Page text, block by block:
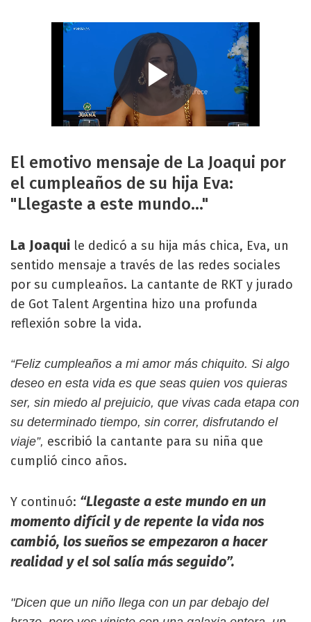
El emotivo mensaje de La Joaqui por
el cumpleaños de su hija Eva:
"Llegaste a este mundo..."
La Joaqui le dedicó a su hija más chica, Eva, un
sentido mensaje a través de las redes sociales
por su cumpleaños. La cantante de RKT y jurado
de Got Talent Argentina hizo una profunda
reflexión sobre la vida.
“Feliz cumpleaños a mi amor más chiquito. Si algo
deseo en esta vida es que seas quien vos quieras
ser, sin miedo al prejuicio, que vivas cada etapa con
su determinado tiempo, sin correr, disfrutando el
viaje”, escribió la cantante para su niña que
cumplió cinco años.
Y continuó: “Llegaste a este mundo en un
momento difícil y de repente la vida nos
cambió, los sueños se empezaron a hacer
realidad y el sol salía más seguido”.
"Dicen que un niño llega con un par debajo del